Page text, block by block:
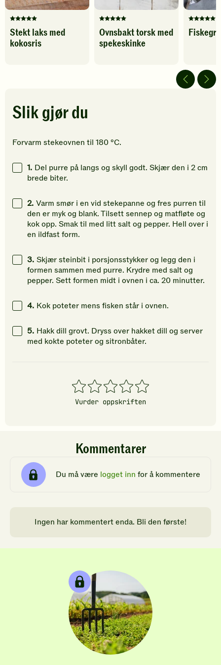
Denne
oppskriften
har
Klikk
for
din
Stekt laks med
kokosris
Denne
oppskriften
har
din
Ovnsbakt torsk med
spekeskinke
Denne
av
5
Slik gjør du
Forvarm stekeovnen til 180 °C.
1. Del purre på langs og skyll godt. Skjær den i 2 cm
brede biter.
2. Varm smør i en vid stekepanne og fres purren til
den er myk og blank. Tilsett sennep og matfløte og
kok opp. Smak til med litt salt og pepper. Hell over i
en ildfast form.
3. Skjær steinbit i porsjonsstykker og legg den i
formen sammen med purre. Krydre med salt og
pepper. Sett formen midt i ovnen i ca. 20 minutter.
4. Kok poteter mens fisken står i ovnen.
5. Hakk dill grovt. Dryss over hakket dill og server
med kokte poteter og sitronbåter.
1
stjerner
2
stjerner
3
stjerner
4
stjerner
5
stjerner
Vurder oppskriften
Kommentarer
Du må være logget inn for å kommentere
Ingen har kommentert enda. Bli den første!